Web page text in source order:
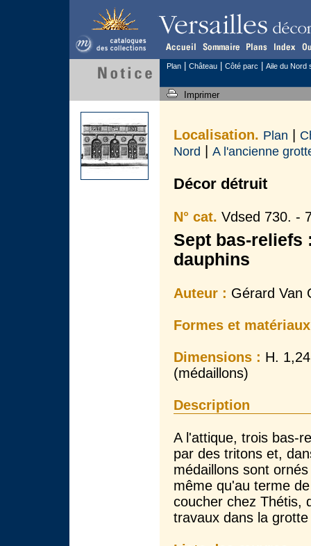
Plan Château Côté parc Aile du Nord
Imprimer
Localisation. Plan
Nord
A l'ancienne
Décor détruit
N° cat. Vdsed 730. -
Sept bas-reliefs
dauphins
Auteur : Gérard Van
Formes et
Dimensions : H.
(médaillons)
Description
A l'attique, trois bas-
par des tritons et,
médaillons sont
même qu'au terme
coucher chez Thétis,
travaux dans la